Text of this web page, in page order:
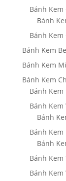
Bánh Kem
Bánh
Bánh Kem
Bánh Kem
Bánh Kem
Bánh Kem
Bánh Kem
Bánh
Bánh
Bánh
Bánh
Bánh Kem
Bánh Kem